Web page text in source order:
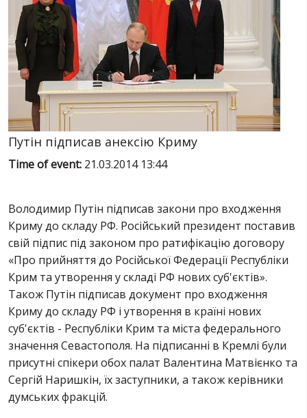
WINTER ON FIRE: UKRAINE'S FIGHT FOR FREEDOM
CHRONOLOGY OF EUROMAIDAN
SERVICES
Путін підписав анексію Криму
Time of event: 21.03.2014 13:44
Володимир Путін підписав закони про входження
Криму до складу РФ. Російський президент поставив
свій підпис під законом про ратифікацію договору
«Про прийняття до Російської Федерації Республіки
Крим та утворення у складі РФ нових суб'єктів».
Також Путін підписав документ про входження
Криму до складу РФ і утворення в країні нових
суб'єктів - Республіки Крим та міста федерального
значення Севастополя. На підписанні в Кремлі були
присутні спікери обох палат Валентина Матвієнко та
Сергій Наришкін, їх заступники, а також керівники
думських фракцій.